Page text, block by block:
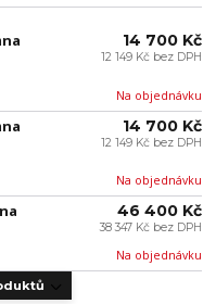
Na objednávku
14 700 Kč
12 149 Kč bez DPH
Na objednávku
14 700 Kč
12 149 Kč bez DPH
Na objednávku
46 400 Kč
38 347 Kč bez DPH